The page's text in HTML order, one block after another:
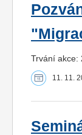
Trvání akce:
11. 11.